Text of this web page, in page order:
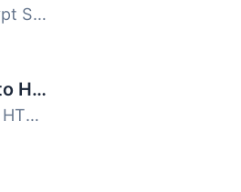
使用免費 Let’s Encrypt SSL 憑證，保護您的網站。全球...
JSM Force HTTP to HTTPS / SSL – No Setup, Fast and Reliable
JSM Force HTTP to HTTPS / SSL 是一款簡單、安全且可靠的外...